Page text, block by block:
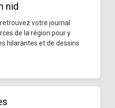
nid
votre journal
de la région pour y
hilarantes et de dessins